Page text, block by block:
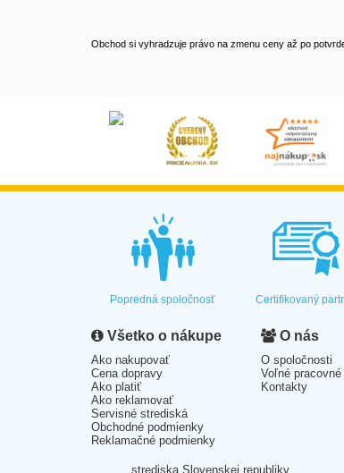
Obchod si vyhradzuje právo na zmenu ceny až po
Popredná spoločnosť Certifikovaný
Všetko o nákupe
Ako nakupovať
Cena dopravy
Ako platiť
Ako reklamovať
Servisné strediská
Obchodné podmienky
Reklamačné podmienky
O nás
O spoločnosti
Voľné
Kontakty
strediska Slovenskej republiky